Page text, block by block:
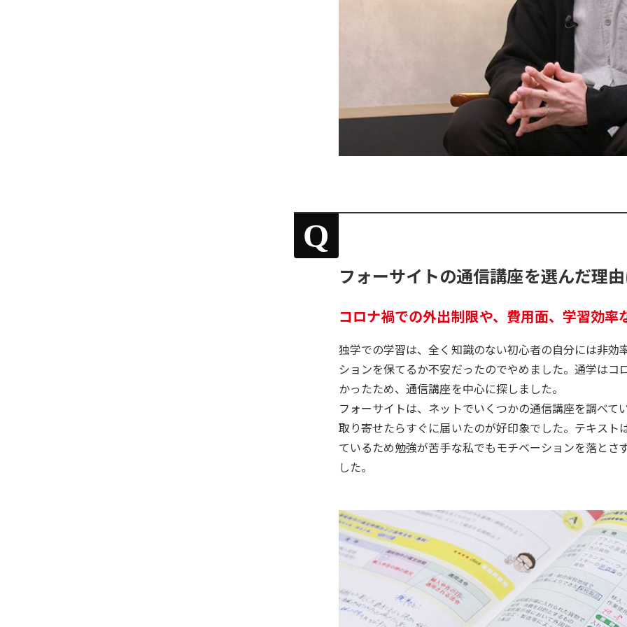
Q
フォーサイトの通信講座を選んだ理
コロナ禍での外出制限や、費用面、学習効
独学での学習は、全く知識のない初心者の自分には非
ションを保てるか不安だったのでやめました。通学は
かったため、通信講座を中心に探しました。
フォーサイトは、ネットでいくつかの通信講座を調べ
取り寄せたらすぐに届いたのが好印象でした。テキスト
ているため勉強が苦手な私でもモチベーションを落と
した。